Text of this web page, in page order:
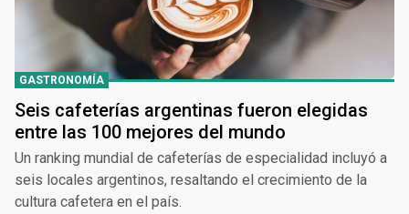
GASTRONOMÍA
Seis cafeterías argentinas fueron elegidas
entre las 100 mejores del mundo
Un ranking mundial de cafeterías de especialidad incluyó a
seis locales argentinos, resaltando el crecimiento de la
cultura cafetera en el país.